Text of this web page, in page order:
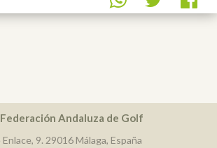
Federación Andaluza de Golf
Enlace, 9. 29016 Málaga, España